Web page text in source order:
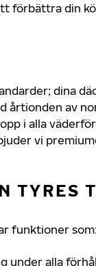
förbättra din
dina
årtionden av
i alla
vi
TYRES
funktioner
under alla